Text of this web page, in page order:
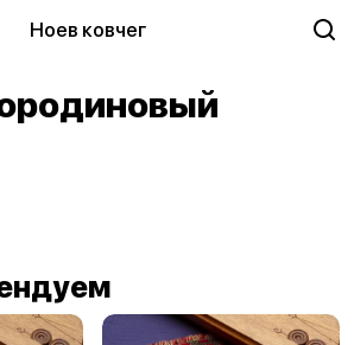
Ноев ковчег